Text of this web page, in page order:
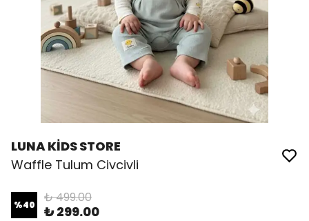
LUNA KİDS STORE
Waffle Tulum Civcivli
%40 ₺ 499.00
₺ 299.00